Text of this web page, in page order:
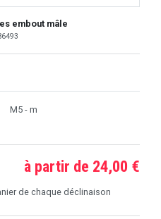
embout mâle
M5 - m
à partir de 24,00 €
de chaque déclinaison